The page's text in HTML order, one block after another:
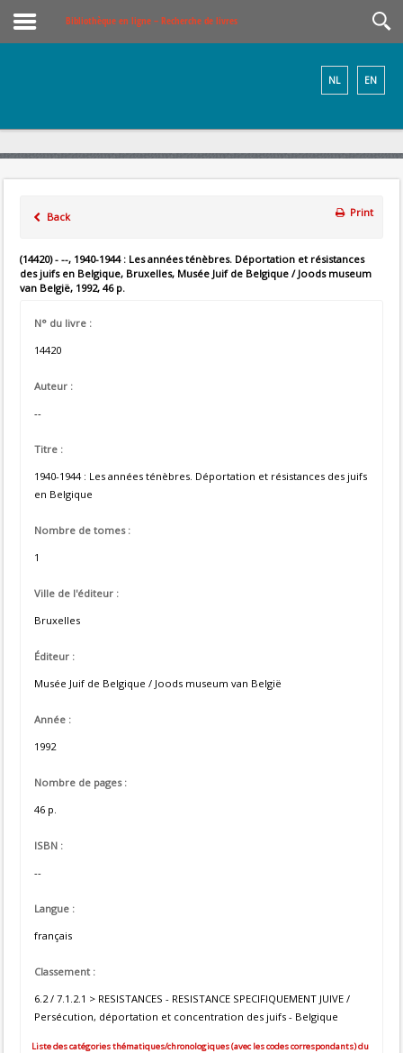
Bibliothèque en ligne – Recherche de livres
EN
NL
Back Print
(14420) - --, 1940-1944 : Les années ténèbres. Déportation et résistances
des juifs en Belgique, Bruxelles, Musée Juif de Belgique / Joods museum
van België, 1992, 46 p.
N° du livre :
14420
Auteur :
--
Titre :
1940-1944 : Les années ténèbres. Déportation et résistances des juifs
en Belgique
Nombre de tomes :
1
Ville de l'éditeur :
Bruxelles
Éditeur :
Musée Juif de Belgique / Joods museum van België
Année :
1992
Nombre de pages :
46 p.
ISBN :
--
Langue :
français
Classement :
6.2 / 7.1.2.1 > RESISTANCES - RESISTANCE SPECIFIQUEMENT JUIVE /
Persécution, déportation et concentration des juifs - Belgique
Liste des catégories thématiques/chronologiques (avec les codes correspondants) du